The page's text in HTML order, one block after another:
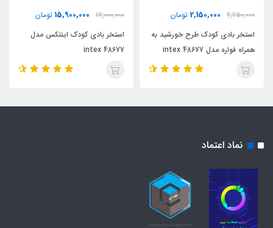
2,250,000
2,150,000 تومان
استخر بادی کودک طرح خورشید به
همراه فواره مدل 48677 intex
17,000,000
15,900,000 تومان
استخر بادی کودک اینتکس مدل
48677 intex
نماد اعتماد